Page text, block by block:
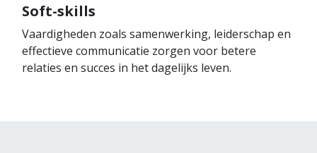
Soft-skills
Vaardigheden zoals samenwerking, leiderschap en
effectieve communicatie zorgen voor betere
relaties en succes in het dagelijks leven.